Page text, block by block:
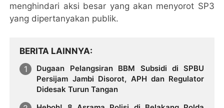
menghindari aksi besar yang akan menyorot SP3
yang dipertanyakan publik.
BERITA LAINNYA
Dugaan Pelangsiran BBM Subsidi di SPBU
Persijam Jambi Disorot, APH dan Regulator
Didesak Turun Tangan